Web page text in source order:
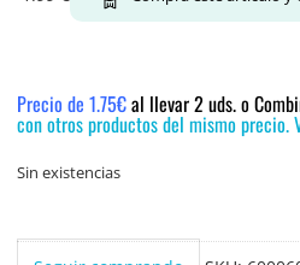
Precio de 1.75€al llevar 2 uds. o
con otros productos del mismo precio.
Sin existencias